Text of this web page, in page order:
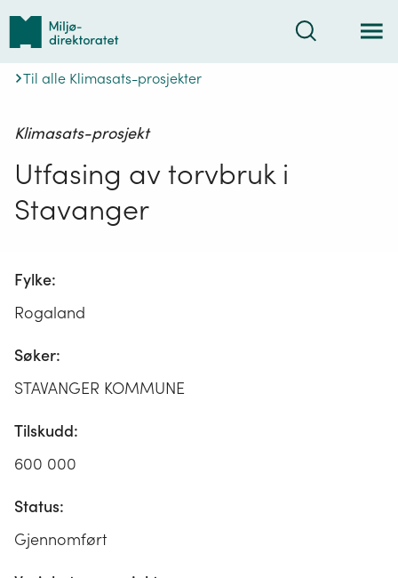
Tilbake
forsiden
Søk
Til alle Klimasats-prosjekter
Klimasats-prosjekt
Utfasing av torvbruk i
Stavanger
Fylke:
Rogaland
Søker:
STAVANGER KOMMUNE
Tilskudd:
600 000
Status:
Gjennomført